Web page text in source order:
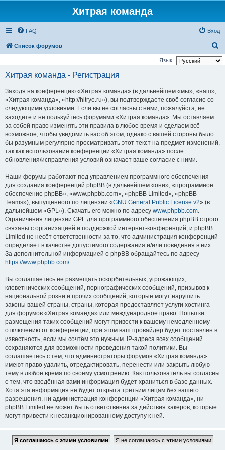
Хитрая команда
FAQ Вход
Список форумов
о
Язык:
Хитрая команда - Регистрация
Заходя на конференцию «Хитрая команда» (в дальнейшем «мы», «наш»,
«Хитрая команда», «http://hitrye.ru»), вы подтверждаете своё согласие со
следующими условиями. Если вы не согласны с ними, пожалуйста, не
заходите и не пользуйтесь форумами «Хитрая команда». Мы оставляем
за собой право изменять эти правила в любое время и сделаем всё
возможное, чтобы уведомить вас об этом, однако с вашей стороны было
бы разумным регулярно просматривать этот текст на предмет изменений,
так как использование конференции «Хитрая команда» после
обновления/исправления условий означает ваше согласие с ними.
Наши форумы работают под управлением программного обеспечения
для создания конференций phpBB (в дальнейшем «они», «программное
обеспечение phpBB», «www.phpbb.com», «phpBB Limited», «phpBB
Teams»), выпущенного по лицензии «GNU General Public License v2» (в
дальнейшем «GPL»). Скачать его можно по адресу www.phpbb.com.
Ограничения лицензии GPL для программного обеспечения phpBB строго
связаны с организацией и поддержкой интернет-конференций, и phpBB
Limited не несёт ответственности за то, что администрация конференций
определяет в качестве допустимого содержания и/или поведения в них.
За дополнительной информацией о phpBB обращайтесь по адресу
https://www.phpbb.com/.
Вы соглашаетесь не размещать оскорбительных, угрожающих,
клеветнических сообщений, порнографических сообщений, призывов к
национальной розни и прочих сообщений, которые могут нарушить
законы вашей страны, страны, которая предоставляет услуги хостинга
для форумов «Хитрая команда» или международное право. Попытки
размещения таких сообщений могут привести к вашему немедленному
отключению от конференции, при этом ваш провайдер будет поставлен в
известность, если мы сочтём это нужным. IP-адреса всех сообщений
сохраняются для возможности проведения такой политики. Вы
соглашаетесь с тем, что администраторы форумов «Хитрая команда»
имеют право удалить, отредактировать, перенести или закрыть любую
тему в любое время по своему усмотрению. Как пользователь вы согласны
с тем, что введённая вами информация будет храниться в базе данных.
Хотя эта информация не будет открыта третьим лицам без вашего
разрешения, ни администрация конференции «Хитрая команда», ни
phpBB Limited не может быть ответственна за действия хакеров, которые
могут привести к несанкционированному доступу к ней.